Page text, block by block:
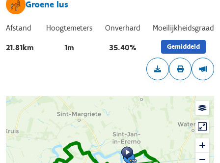
Groene lus
Afstand
21.81km
Hoogtemeters
1m
Onverhard
35.40%
Moeilijkheidsgraad
Gemiddeld